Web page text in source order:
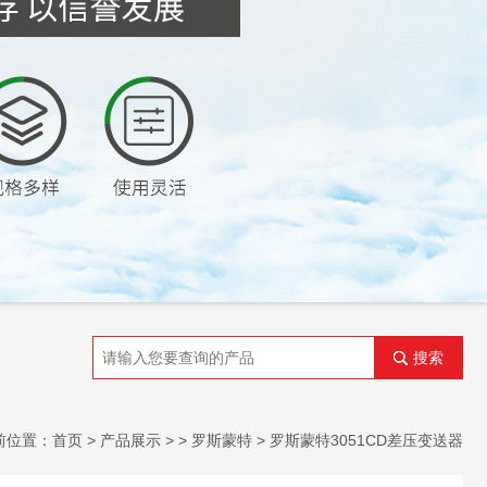
搜索
位置： 首页 > 产品展示 > > 罗斯蒙特 > 罗斯蒙特3051CD差压变送器